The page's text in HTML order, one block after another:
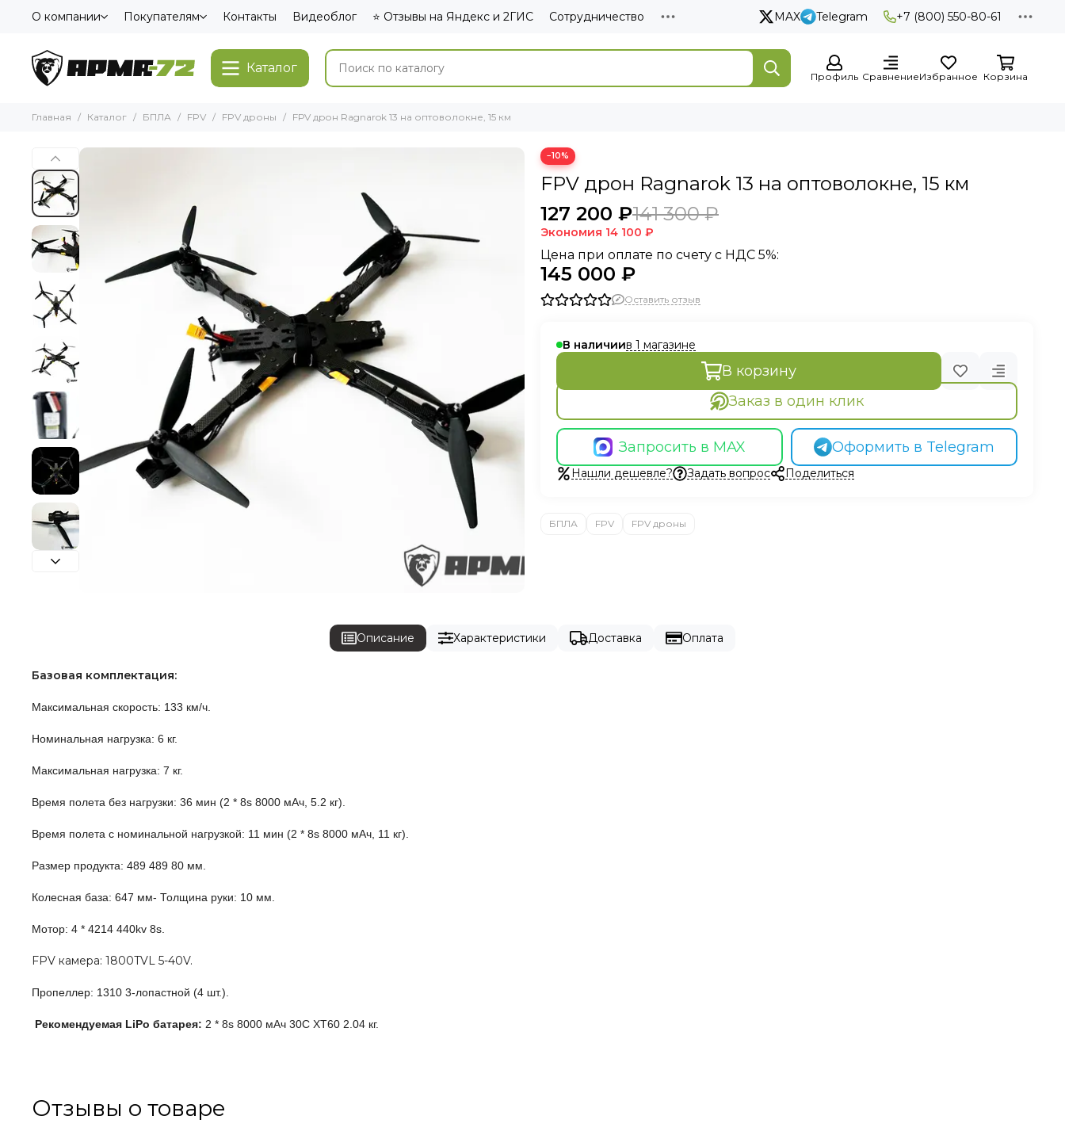
О компании Покупателям Контакты Видеоблог ⭐ Отзывы на Яндекс и 2ГИС Сотрудничество MAX Telegram +7 (800) 550-80-61
Каталог
Профиль СравнениеИзбранное Корзина
Главная Каталог БПЛА FPV FPV дроны FРV дpон Ragnarok 13 на оптоволокне, 15 км
−10%
FРV дpон Ragnarok 13 на оптоволокне, 15 км
127 200 ₽141 300 ₽
Экономия 14 100 ₽
Цена при оплате по счету с НДС 5%:
145 000 ₽
Оставить отзыв
В наличиив 1 магазине
В корзину
Заказ в один клик
Запросить в MAX Оформить в Telegram
Нашли дешевле? Задать вопрос Поделиться
БПЛА FPV FPV дроны
Описание Характеристики Доставка Оплата
Бaзoвaя кoмплeктaция:
Максимальная скорость: 133 км/ч.
Номинальная нагрузка: 6 кг.
Максимальная нагрузка: 7 кг.
Время полета без нагрузки: 36 мин (2 * 8s 8000 мАч, 5.2 кг).
Время полета с номинальной нагрузкой: 11 мин (2 * 8s 8000 мАч, 11 кг).
Размер продукта: 489 489 80 мм.
Колесная база: 647 мм- Толщина руки: 10 мм.
Мотор: 4 * 4214 440kv 8s.
FPV камера: 1800TVL 5-40V.
Пропеллер: 1310 3-лопастной (4 шт.).
Рекомендуемая LiPo батарея: 2 * 8s 8000 мАч 30C XT60 2.04 кг.
Отзывы о товаре